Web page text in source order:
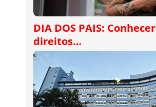
DIA DOS PAIS: Conhecer
direitos…